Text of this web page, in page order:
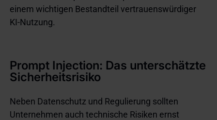
einem wichtigen Bestandteil vertrauenswürdiger
KI-Nutzung.
Prompt Injection: Das unterschätzte
Sicherheitsrisiko
Neben Datenschutz und Regulierung sollten
Unternehmen auch technische Risiken ernst